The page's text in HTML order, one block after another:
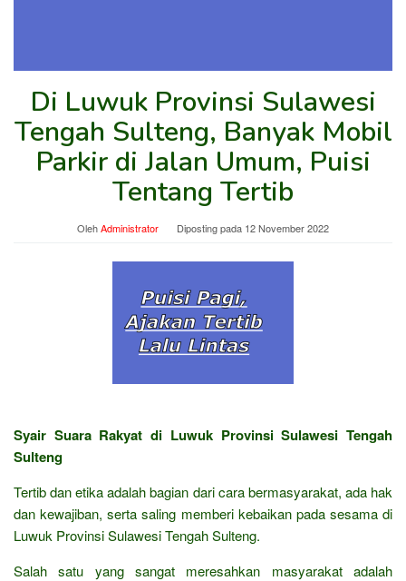
Di Luwuk Provinsi Sulawesi
Tengah Sulteng, Banyak Mobil
Parkir di Jalan Umum, Puisi
Tentang Tertib
OlehAdministrator Diposting pada 12 November 2022
Syair Suara Rakyat di Luwuk Provinsi Sulawesi Tengah
Sulteng
Tertib dan etika adalah bagian dari cara bermasyarakat, ada hak
dan kewajiban, serta saling memberi kebaikan pada sesama di
Luwuk Provinsi Sulawesi Tengah Sulteng.
Salah satu yang sangat meresahkan masyarakat adalah